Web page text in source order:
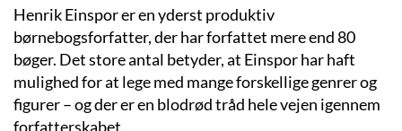
Henrik Einspor er en yderst produktiv
børnebogsforfatter, der har forfattet mere end 80
bøger. Det store antal betyder, at Einspor har haft
mulighed for at lege med mange forskellige genrer og
figurer – og der er en blodrød tråd hele vejen igennem
forfatterskabet.